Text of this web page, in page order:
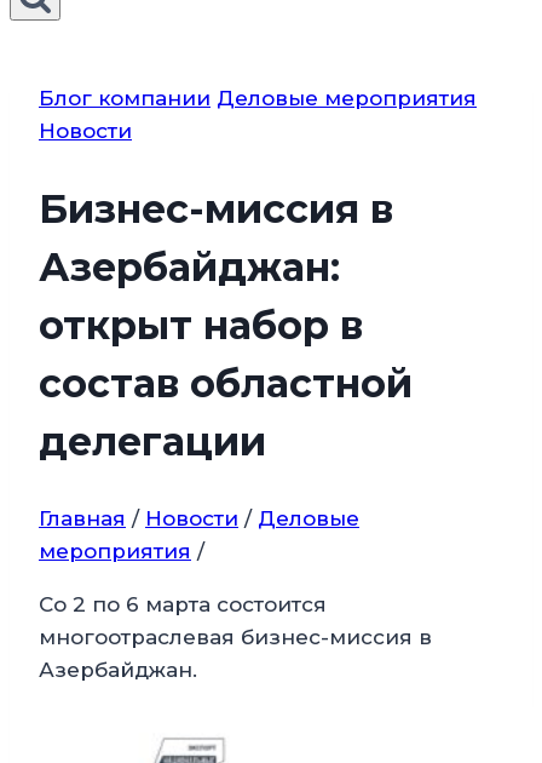
Блог компании Деловые мероприятия
Новости
Бизнес-миссия в
Азербайджан:
открыт набор в
состав областной
делегации
Главная / Новости / Деловые
мероприятия /
Со 2 по 6 марта состоится
многоотраслевая бизнес-миссия в
Азербайджан.